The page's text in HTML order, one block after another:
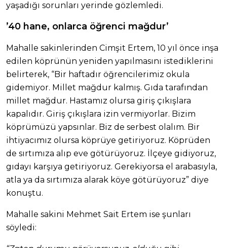
yaşadığı sorunları yerinde gözlemledi.
’40 hane, onlarca öğrenci mağdur’
Mahalle sakinlerinden Cimşit Ertem, 10 yıl önce inşa
edilen köprünün yeniden yapılmasını istediklerini
belirterek, “Bir haftadır öğrencilerimiz okula
gidemiyor. Millet mağdur kalmış. Gıda tarafından
millet mağdur. Hastamız olursa giriş çıkışlara
kapalıdır. Giriş çıkışlara izin vermiyorlar. Bizim
köprümüzü yapsınlar. Biz de serbest olalım. Bir
ihtiyacımız olursa köprüye getiriyoruz. Köprüden
de sırtımıza alıp eve götürüyoruz. İlçeye gidiyoruz,
gıdayı karşıya getiriyoruz. Gerekiyorsa el arabasıyla,
atla ya da sırtımıza alarak köye götürüyoruz” diye
konuştu.
Mahalle sakini Mehmet Sait Ertem ise şunları
söyledi: